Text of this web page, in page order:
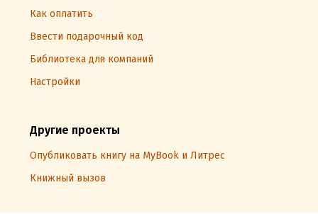
Как оплатить
Ввести подарочный код
Библиотека для компаний
Настройки
Другие проекты
Опубликовать книгу на MyBook и Литрес
Книжный вызов